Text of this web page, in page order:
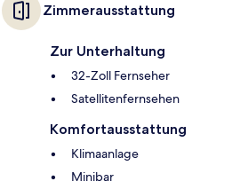
Zimmerausstattung
Zur Unterhaltung
32-Zoll Fernseher
Satellitenfernsehen
Komfortausstattung
Klimaanlage
Minibar